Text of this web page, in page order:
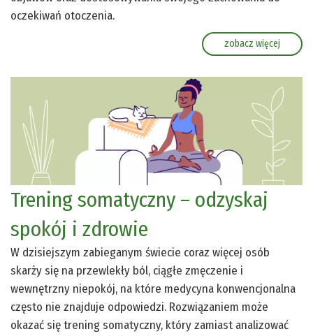
oczekiwań otoczenia.
zobacz więcej
Trening somatyczny – odzyskaj
spokój i zdrowie
W dzisiejszym zabieganym świecie coraz więcej osób
skarży się na przewlekły ból, ciągłe zmęczenie i
wewnętrzny niepokój, na które medycyna konwencjonalna
często nie znajduje odpowiedzi. Rozwiązaniem może
okazać się trening somatyczny, który zamiast analizować